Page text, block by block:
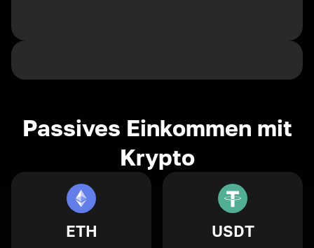
Passives Einkommen mit
Krypto
ETH USDT